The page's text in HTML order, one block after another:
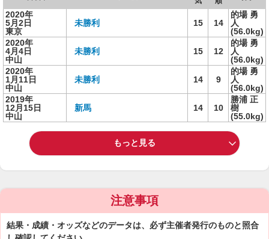
2020年
5月2日
東京
未勝利 15 14
的場 勇
人
(56.0kg)
2020年
4月4日
中山
未勝利 15 12
的場 勇
人
(56.0kg)
2020年
1月11日
中山
未勝利 14 9
的場 勇
人
(56.0kg)
2019年
12月15日
中山
新馬 14 10
勝浦 正
樹
(55.0kg)
もっと見る
注意事項
結果・成績・オッズなどのデータは、必ず主催者発行のものと照合